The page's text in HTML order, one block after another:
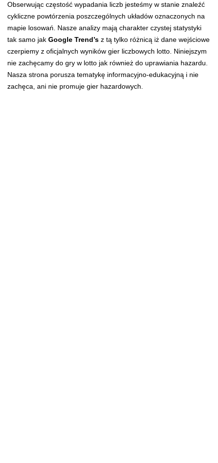
Obserwując częstość wypadania liczb jesteśmy w stanie znaleźć
cykliczne powtórzenia poszczególnych układów oznaczonych na
mapie losowań. Nasze analizy mają charakter czystej statystyki
tak samo jak Google Trend’s z tą tylko różnicą iż dane wejściowe
czerpiemy z oficjalnych wyników gier liczbowych lotto. Niniejszym
nie zachęcamy do gry w lotto jak również do uprawiania hazardu.
Nasza strona porusza tematykę informacyjno-edukacyjną i nie
zachęca, ani nie promuje gier hazardowych.